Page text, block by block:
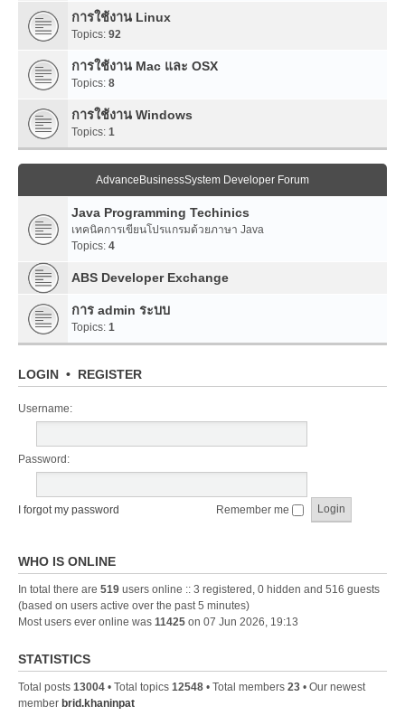
การใช้งาน Linux
Topics: 92
การใช้งาน Mac และ OSX
Topics: 8
การใช้งาน Windows
Topics: 1
AdvanceBusinessSystem Developer Forum
Java Programming Techinics
เทคนิคการเขียนโปรแกรมด้วยภาษา Java
Topics: 4
ABS Developer Exchange
การ admin ระบบ
Topics: 1
LOGIN • REGISTER
Username:
Password:
I forgot my password Remember me
WHO IS ONLINE
In total there are 519 users online :: 3 registered, 0 hidden and 516 guests
(based on users active over the past 5 minutes)
Most users ever online was 11425 on 07 Jun 2026, 19:13
STATISTICS
Total posts 13004 • Total topics 12548 • Total members 23 • Our newest
member brid.khaninpat